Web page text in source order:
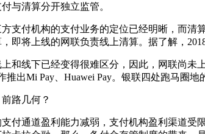
与清算分开独立监管。
付机构的支付业务的定位已经明晰，而清
即将上线的网联负责线上清算。据了解，
线下已经变得很难区分，因此，网联尚未
出Mi Pay、Huawei Pay。银联四处跑马圈地
路几何？
通道盈利能力减弱，支付机构盈利渠道受